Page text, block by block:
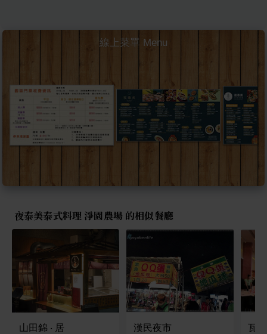
線上菜單 Menu
夜泰美泰式料理 淨園農場 的相似餐廳
山田錦 ‧ 居 漢民夜市 瓦